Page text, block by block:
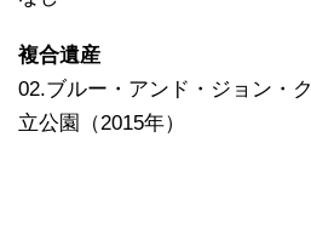
複合遺産
02.ブルー・アンド・ジョン・
立公園（2015年）